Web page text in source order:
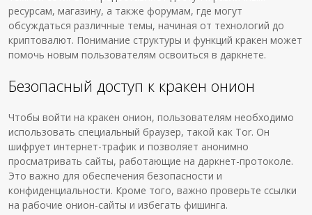
ресурсам, магазину, а также форумам, где могут
обсуждаться различные темы, начиная от технологий до
криптовалют. Понимание структуры и функций кракен может
помочь новым пользователям освоиться в даркнете.
Безопасный доступ к кракен онион
Чтобы войти на кракен онион, пользователям необходимо
использовать специальный браузер, такой как Tor. Он
шифрует интернет-трафик и позволяет анонимно
просматривать сайты, работающие на даркнет-протоколе.
Это важно для обеспечения безопасности и
конфиденциальности. Кроме того, важно проверьте ссылки
на рабочие онион-сайты и избегать фишинга.